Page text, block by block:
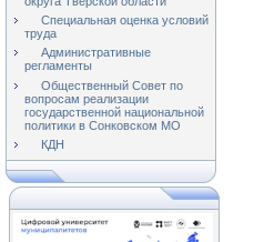
Специальная оценка условий
труда
Административные
регламенты
Общественный Совет по
вопросам реализации
государственной национальной
политики в Сонковском МО
КДН